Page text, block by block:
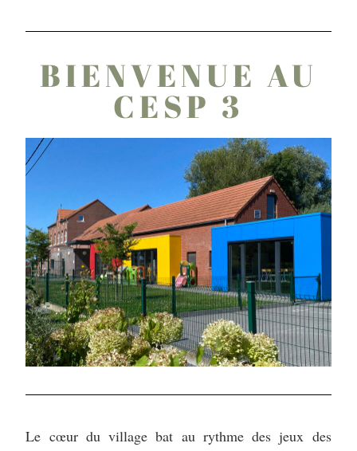
BIENVENUE AU
CESP 3
Le cœur du village bat au rythme des jeux des